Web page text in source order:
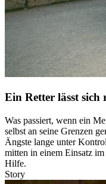
Ein Retter lässt sich
Was passiert, wenn ein
selbst an seine Grenzen
Ängste lange unter
mitten in einem Einsatz
Hilfe.
Story